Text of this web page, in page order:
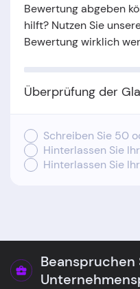
Bewertung abgeben
hilft? Nutzen Sie
Bewertung wirklich
Überprüfung der
Schreiben Sie 50
Hinterlassen Sie
Hinterlassen Sie
Beanspruchen